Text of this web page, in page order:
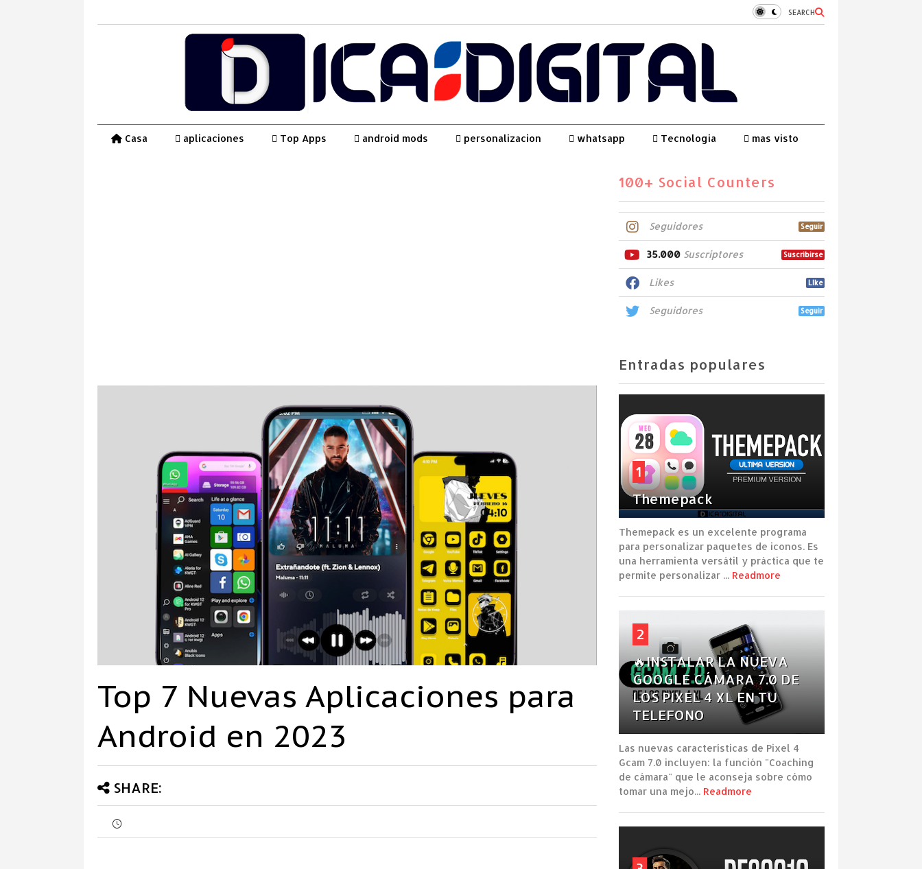
SEARCH
Casa aplicaciones Top Apps android mods personalizacion whatsapp Tecnologia mas visto
Top 7 Nuevas Aplicaciones para
Android en 2023
SHARE:
100+ Social Counters
Seguidores Seguir
35.000 Suscriptores Suscribirse
Likes LIke
Seguidores Seguir
Entradas populares
1
Themepack
Themepack es un excelente programa
para personalizar paquetes de iconos. Es
una herramienta versátil y práctica que te
permite personalizar ... Readmore
2
🔥INSTALAR LA NUEVA
GOOGLE CÁMARA 7.0 DE
LOS PIXEL 4 XL EN TU
TELEFONO
Las nuevas características de Pixel 4
Gcam 7.0 incluyen: la función "Coaching
de cámara" que le aconseja sobre cómo
tomar una mejo... Readmore